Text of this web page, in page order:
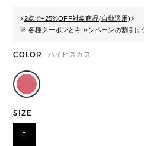
⚡2点で+25%OFF対象商品(自動適用)⚡
※ 各種クーポンとキャンペーンの割引は
COLOR ハイビスカス
SIZE
F